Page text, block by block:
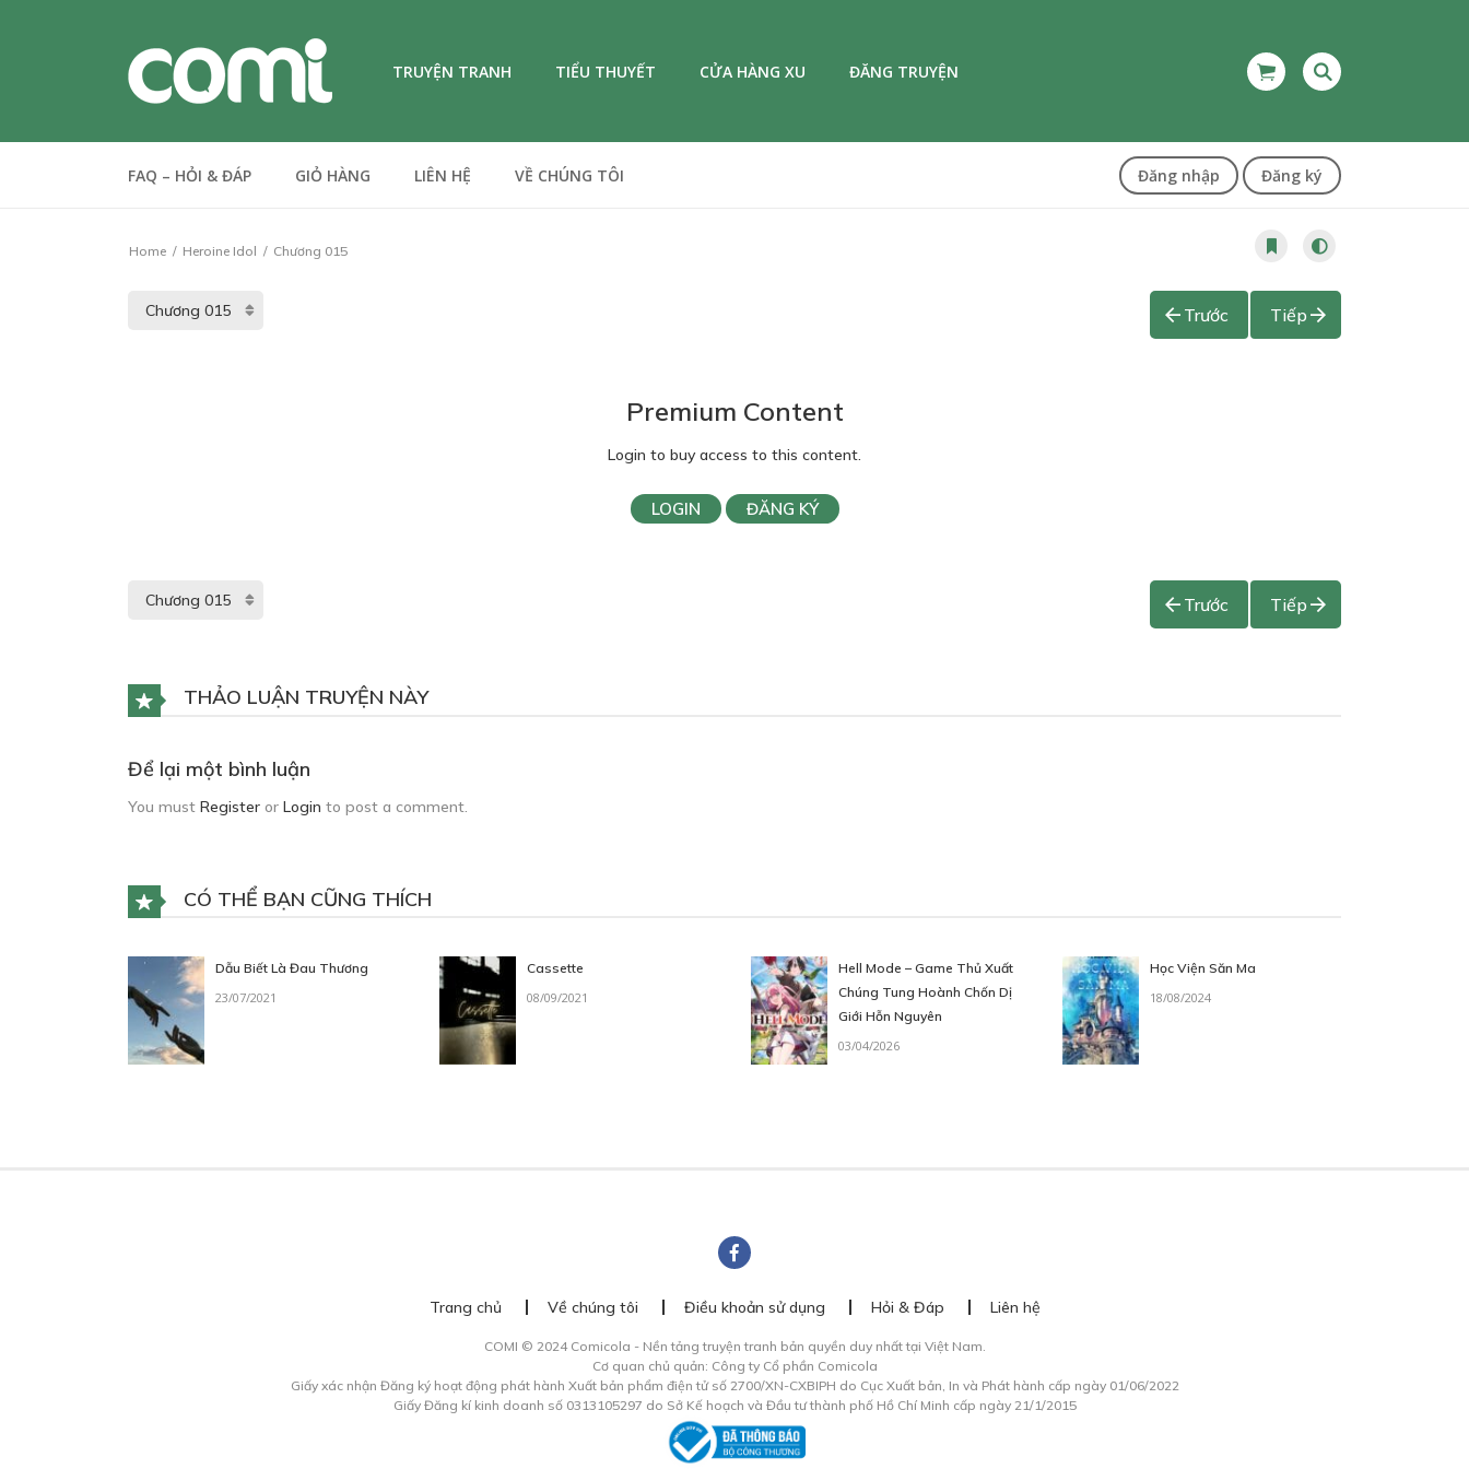
TRUYỆN TRANH TIỂU THUYẾT CỬA HÀNG XU ĐĂNG TRUYỆN
FAQ – HỎI & ĐÁP GIỎ HÀNG LIÊN HỆ VỀ CHÚNG TÔI Đăng nhập Đăng ký
Home Heroine Idol Chương 015
Trước Tiếp
Premium Content
Login to buy access to this content.
LOGIN ĐĂNG KÝ
Trước Tiếp
THẢO LUẬN TRUYỆN NÀY
Để lại một bình luận
You must Register or Login to post a comment.
CÓ THỂ BẠN CŨNG THÍCH
Dẫu Biết Là Đau Thương
23/07/2021
Cassette
08/09/2021
Hell Mode – Game Thủ Xuất
Chúng Tung Hoành Chốn Dị
Giới Hỗn Nguyên
03/04/2026
Học Viện Săn Ma
18/08/2024
Trang chủ Về chúng tôi Điều khoản sử dụng Hỏi & Đáp Liên hệ
COMI © 2024 Comicola - Nền tảng truyện tranh bản quyền duy nhất tại Việt Nam.
Cơ quan chủ quản: Công ty Cổ phần Comicola
Giấy xác nhận Đăng ký hoạt động phát hành Xuất bản phẩm điện tử số 2700/XN-CXBIPH do Cục Xuất bản, In và Phát hành cấp ngày 01/06/2022
Giấy Đăng kí kinh doanh số 0313105297 do Sở Kế hoạch và Đầu tư thành phố Hồ Chí Minh cấp ngày 21/1/2015